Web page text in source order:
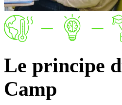
Le principe
Camp